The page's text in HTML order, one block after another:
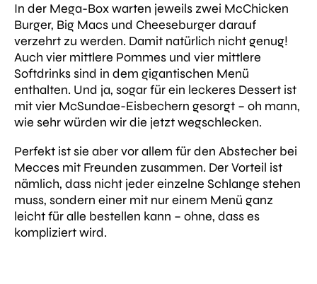
In der Mega-Box warten jeweils zwei McChicken
Burger, Big Macs und Cheeseburger darauf
verzehrt zu werden. Damit natürlich nicht genug!
Auch vier mittlere Pommes und vier mittlere
Softdrinks sind in dem gigantischen Menü
enthalten. Und ja, sogar für ein leckeres Dessert ist
mit vier McSundae-Eisbechern gesorgt – oh mann,
wie sehr würden wir die jetzt wegschlecken.
Perfekt ist sie aber vor allem für den Abstecher bei
Mecces mit Freunden zusammen. Der Vorteil ist
nämlich, dass nicht jeder einzelne Schlange stehen
muss, sondern einer mit nur einem Menü ganz
leicht für alle bestellen kann – ohne, dass es
kompliziert wird.